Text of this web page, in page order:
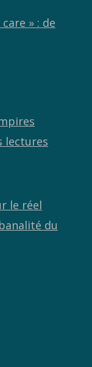
» : de
lectures
le réel
du